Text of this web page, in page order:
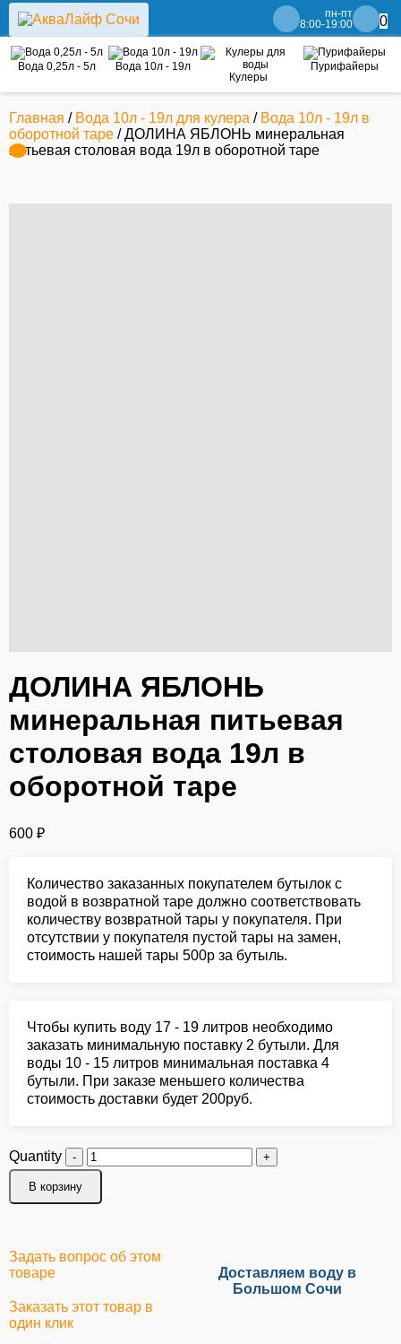
пн-пт
8:00-19:00
0
Вода 0,25л - 5л
Вода 10л - 19л
Кулеры
Пурифайеры
Главная / Вода 10л - 19л для кулера / Вода 10л - 19л в
оборотной таре / ДОЛИНА ЯБЛОНЬ минеральная
питьевая столовая вода 19л в оборотной таре
ДОЛИНА ЯБЛОНЬ
минеральная питьевая
столовая вода 19л в
оборотной таре
600 ₽
Количество заказанных покупателем бутылок с
водой в возвратной таре должно соответствовать
количеству возвратной тары у покупателя. При
отсутствии у покупателя пустой тары на замен,
стоимость нашей тары 500р за бутыль.
Чтобы купить воду 17 - 19 литров необходимо
заказать минимальную поставку 2 бутыли. Для
воды 10 - 15 литров минимальная поставка 4
бутыли. При заказе меньшего количества
стоимость доставки будет 200руб.
Quantity
В корзину
Задать вопрос об этом
товаре
Заказать этот товар в
один клик
Доставляем воду в
Большом Сочи